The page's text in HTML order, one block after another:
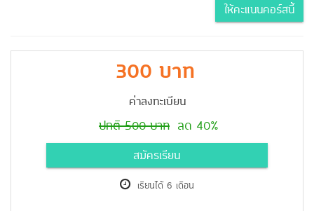
ให้คะแนนคอร์สนี้
300 บาท
ค่าลงทะเบียน
ปกติ 500 บาท ลด 40%
สมัครเรียน
เรียนได้ 6 เดือน